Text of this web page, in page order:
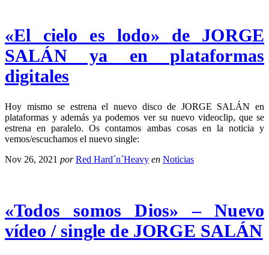
«El cielo es lodo» de JORGE
SALÁN ya en plataformas
digitales
Hoy mismo se estrena el nuevo disco de JORGE SALÁN en
plataformas y además ya podemos ver su nuevo videoclip, que se
estrena en paralelo. Os contamos ambas cosas en la noticia y
vemos/escuchamos el nuevo single:
Nov 26, 2021 por Red Hard´n´Heavy en Noticias
«Todos somos Dios» – Nuevo
vídeo / single de JORGE SALÁN